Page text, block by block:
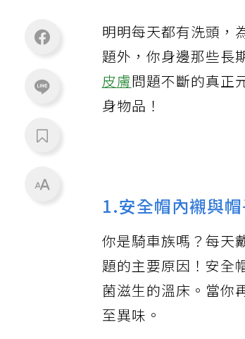
明明每天都有洗頭，
題外，你身邊那些長
皮膚問題不斷的真正
身物品！
1.安全帽內襯與帽
你是騎車族嗎？每天
題的主要原因！安全
菌滋生的溫床。當你
至異味。